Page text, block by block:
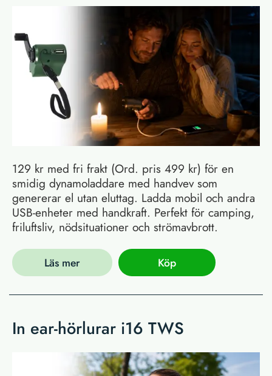
129 kr med fri frakt (Ord. pris 499 kr) för en
smidig dynamoladdare med handvev som
genererar el utan eluttag. Ladda mobil och andra
USB-enheter med handkraft. Perfekt för camping,
friluftsliv, nödsituationer och strömavbrott.
Läs mer Köp
In ear-hörlurar i16 TWS